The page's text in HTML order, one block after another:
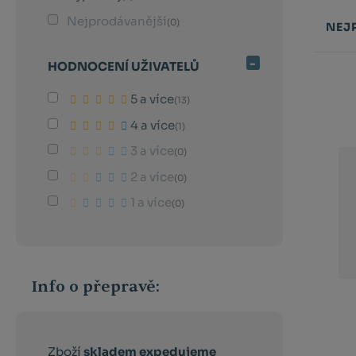
Nejprodávanější(0)
HODNOCENÍ UŽIVATELŮ
5 a více(13)
4 a více(1)
3 a více(0)
2 a více(0)
1 a více(0)
Info o přepravě:
Zboží skladem expedujeme